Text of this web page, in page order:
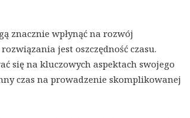
znacznie wpłynąć na rozwój
jest oszczędność czasu.
się na kluczowych aspektach swojego
czas na prowadzenie skomplikowanej